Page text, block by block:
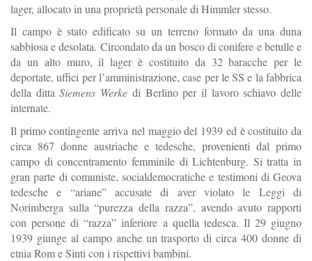
lager, allocato in una proprietà personale di Himmler stesso.
Il campo è stato edificato su un terreno formato da una duna
sabbiosa e desolata. Circondato da un bosco di conifere e betulle e
da un alto muro, il lager è costituito da 32 baracche per le
deportate, uffici per l’amministrazione, case per le SS e la fabbrica
della dittaSiemens Werke di Berlino per il lavoro schiavo delle
internate.
Il primo contingente arriva nel maggio del 1939 ed è costituito da
circa 867 donne austriache e tedesche, provenienti dal primo
campo di concentramento femminile di Lichtenburg. Si tratta in
gran parte di comuniste, socialdemocratiche e testimoni di Geova
tedesche e “ariane” accusate di aver violato le Leggi di
Norimberga sulla “purezza della razza”, avendo avuto rapporti
con persone di “razza” inferiore a quella tedesca. Il 29 giugno
1939 giunge al campo anche un trasporto di circa 400 donne di
etnia Rom e Sinti con i rispettivi bambini.